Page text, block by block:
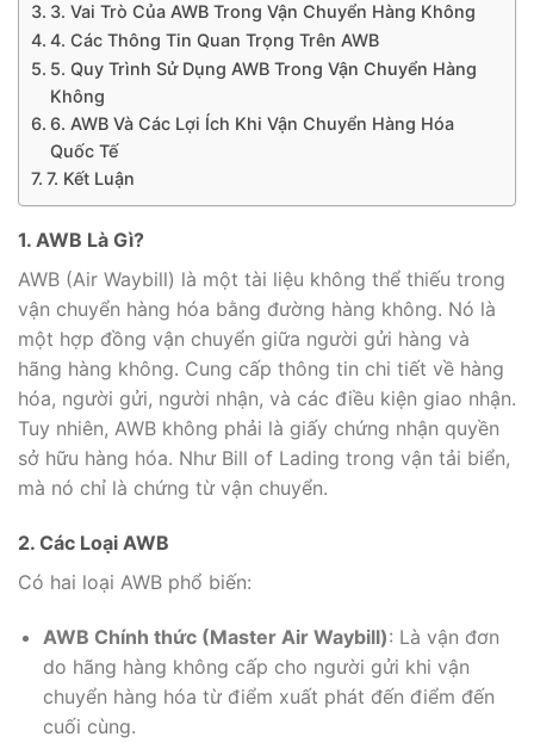
3. Vai Trò Của AWB Trong Vận Chuyển Hàng Không
4. Các Thông Tin Quan Trọng Trên AWB
5. Quy Trình Sử Dụng AWB Trong Vận Chuyển Hàng
Không
6. AWB Và Các Lợi Ích Khi Vận Chuyển Hàng Hóa
Quốc Tế
7. Kết Luận
1. AWB Là Gì?
AWB (Air Waybill) là một tài liệu không thể thiếu trong
vận chuyển hàng hóa bằng đường hàng không. Nó là
một hợp đồng vận chuyển giữa người gửi hàng và
hãng hàng không. Cung cấp thông tin chi tiết về hàng
hóa, người gửi, người nhận, và các điều kiện giao nhận.
Tuy nhiên, AWB không phải là giấy chứng nhận quyền
sở hữu hàng hóa. Như Bill of Lading trong vận tải biển,
mà nó chỉ là chứng từ vận chuyển.
2. Các Loại AWB
Có hai loại AWB phổ biến:
AWB Chính thức (Master Air Waybill): Là vận đơn
do hãng hàng không cấp cho người gửi khi vận
chuyển hàng hóa từ điểm xuất phát đến điểm đến
cuối cùng.